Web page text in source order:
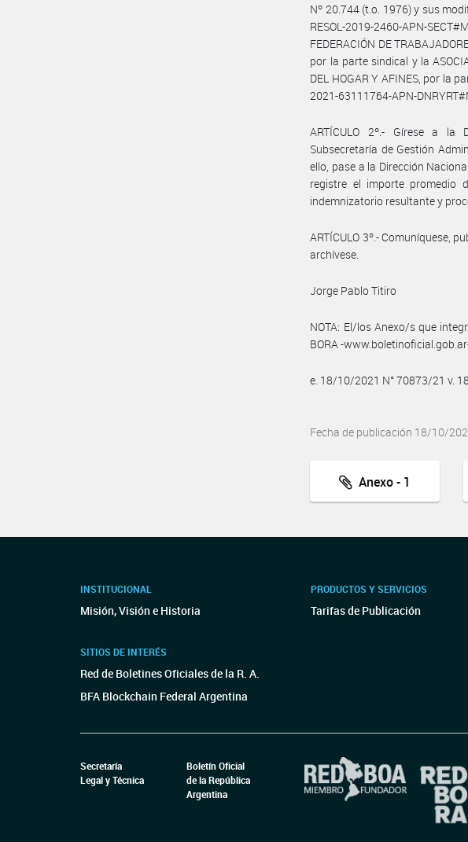
Nº 20.744 (t.o. 1976) y sus
RESOL-2019-2460-APN-
FEDERACIÓN DE
por la parte sindical y la
DEL HOGAR Y AFINES, por la
2021-63111764-APN-
ARTÍCULO 2º.- Gírese a la
Subsecretaría de Gestión
ello, pase a la Dirección
registre el importe promedio
indemnizatorio resultante y
ARTÍCULO 3º.- Comuníquese,
archívese.
Jorge Pablo Titiro
NOTA: El/los Anexo/s que
BORA -
e. 18/10/2021 N° 70873/21 v.
Fecha de publicación 18/10/
Anexo - 1
INSTITUCIONAL
Misión, Visión e Historia
SITIOS DE INTERÉS
Red de Boletines Oficiales de la R. A.
BFA Blockchain Federal Argentina
PRODUCTOS Y SERVICIOS
Tarifas de Publicación
Secretaría
Legal y Técnica
Boletín Oficial
de la República
Argentina